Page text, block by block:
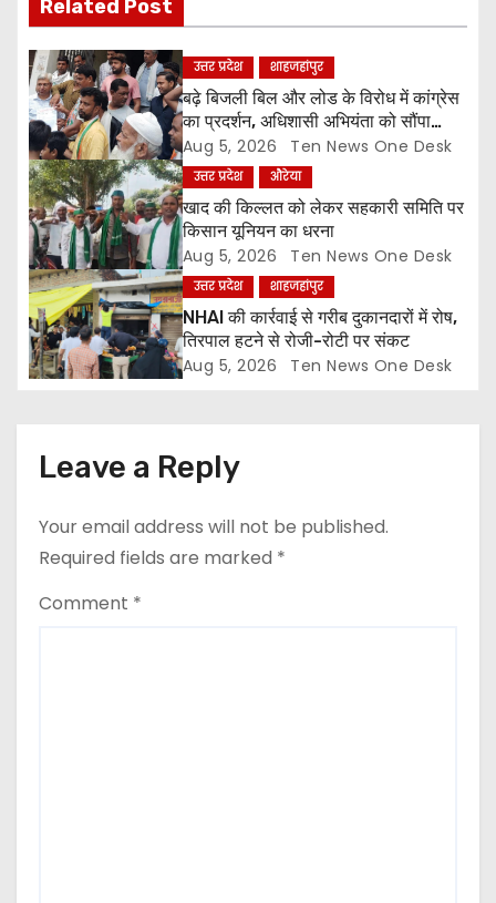
i
g
a
t
i
o
n
Related Post
उत्तर प्रदेश शाहजहांपुर
बढ़े बिजली बिल और लोड के विरोध में कांग्रेस
का प्रदर्शन, अधिशासी अभियंता को सौंपा
ज्ञापन
Aug 5, 2026 Ten News One Desk
उत्तर प्रदेश औरेया
खाद की किल्लत को लेकर सहकारी समिति पर
किसान यूनियन का धरना
Aug 5, 2026 Ten News One Desk
उत्तर प्रदेश शाहजहांपुर
NHAI की कार्रवाई से गरीब दुकानदारों में रोष,
तिरपाल हटने से रोजी-रोटी पर संकट
Aug 5, 2026 Ten News One Desk
Leave a Reply
Your email address will not be published.
Required fields are marked *
Comment *